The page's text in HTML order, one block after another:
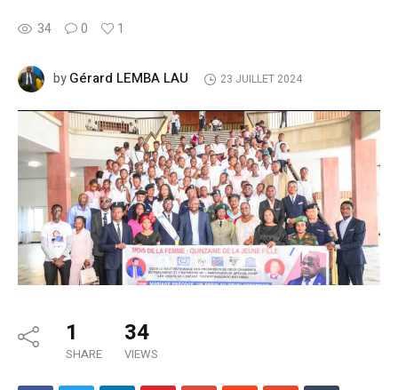
34 0 1
byGérard LEMBA LAU 23 JUILLET 2024
1
SHARE
34
VIEWS